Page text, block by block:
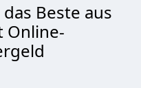
Beste aus
Online-